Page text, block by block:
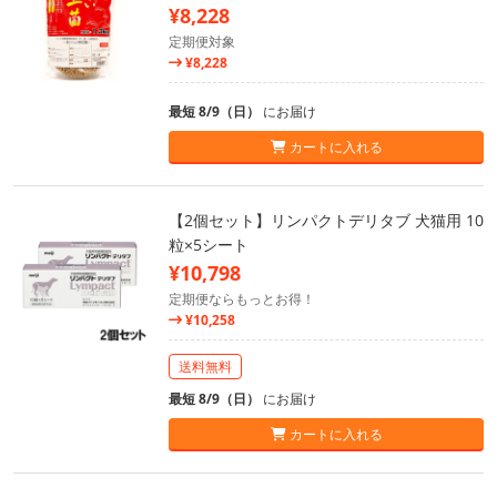
¥8,228
定期便対象
¥8,228
最短 8/9（日） にお届け
カートに入れる
【2個セット】リンパクトデリタブ 犬猫用 10
粒×5シート
¥10,798
定期便ならもっとお得！
¥10,258
送料無料
最短 8/9（日） にお届け
カートに入れる